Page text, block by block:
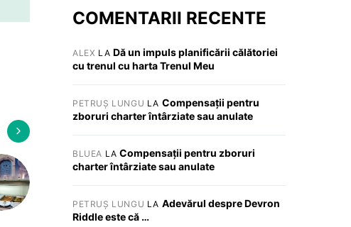
COMENTARII RECENTE
ALEX LA Dă un impuls planificării călătoriei
cu trenul cu harta Trenul Meu
PETRUȘ LUNGU LA Compensații pentru
zboruri charter întârziate sau anulate
BLUEA LACompensații pentru zboruri
charter întârziate sau anulate
PETRUȘ LUNGU LA Adevărul despre Devron
Riddle este că …